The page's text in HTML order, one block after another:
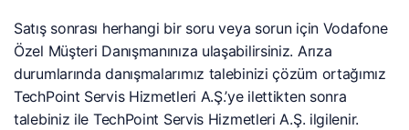
Satış sonrası herhangi bir soru veya sorun için Vodafone
Özel Müşteri Danışmanınıza ulaşabilirsiniz. Arıza
durumlarında danışmalarımız talebinizi çözüm ortağımız
TechPoint Servis Hizmetleri A.Ş.’ye ilettikten sonra
talebiniz ile TechPoint Servis Hizmetleri A.Ş. ilgilenir.